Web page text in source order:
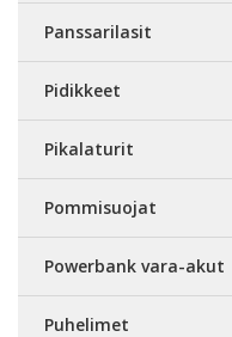
Panssarilasit
Pidikkeet
Pikalaturit
Pommisuojat
Powerbank vara-akut
Puhelimet